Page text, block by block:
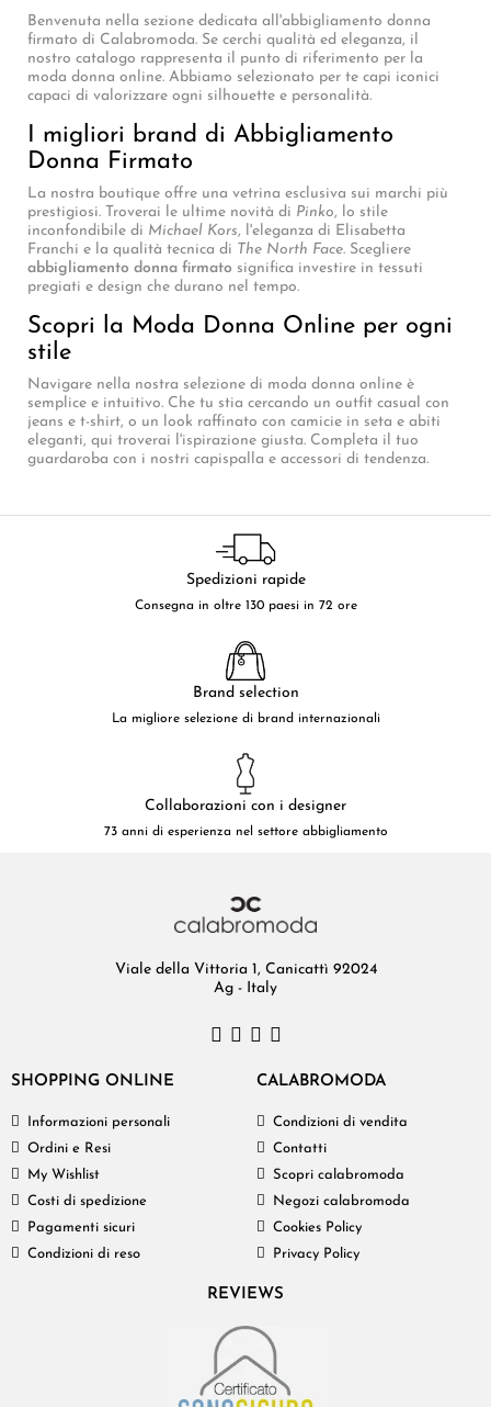
Benvenuta nella sezione dedicata all'abbigliamento donna
firmato di Calabromoda. Se cerchi qualità ed eleganza, il
nostro catalogo rappresenta il punto di riferimento per la
moda donna online. Abbiamo selezionato per te capi iconici
capaci di valorizzare ogni silhouette e personalità.
I migliori brand di Abbigliamento
Donna Firmato
La nostra boutique offre una vetrina esclusiva sui marchi più
prestigiosi. Troverai le ultime novità di Pinko, lo stile
inconfondibile di Michael Kors, l'eleganza di Elisabetta
Franchi e la qualità tecnica di The North Face. Scegliere
abbigliamento donna firmato significa investire in tessuti
pregiati e design che durano nel tempo.
Scopri la Moda Donna Online per ogni
stile
Navigare nella nostra selezione di moda donna online è
semplice e intuitivo. Che tu stia cercando un outfit casual con
jeans e t-shirt, o un look raffinato con camicie in seta e abiti
eleganti, qui troverai l'ispirazione giusta. Completa il tuo
guardaroba con i nostri capispalla e accessori di tendenza.
Spedizioni rapide
Consegna in oltre 130 paesi in 72 ore
Brand selection
La migliore selezione di brand internazionali
Collaborazioni con i designer
73 anni di esperienza nel settore abbigliamento
Viale della Vittoria 1, Canicattì 92024
Ag - Italy
SHOPPING ONLINE
Informazioni personali
Ordini e Resi
My Wishlist
Costi di spedizione
Pagamenti sicuri
Condizioni di reso
CALABROMODA
Condizioni di vendita
Contatti
Scopri calabromoda
Negozi calabromoda
Cookies Policy
Privacy Policy
REVIEWS